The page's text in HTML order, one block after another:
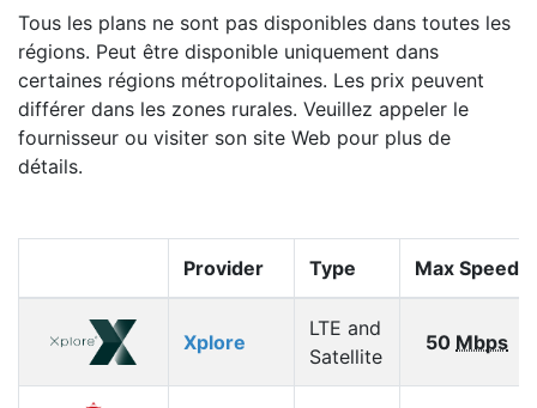
Tous les plans ne sont pas disponibles dans toutes les
régions. Peut être disponible uniquement dans
certaines régions métropolitaines. Les prix peuvent
différer dans les zones rurales. Veuillez appeler le
fournisseur ou visiter son site Web pour plus de
détails.
Provider Type Max Speed
Xplore
LTE and
Satellite
50 Mbps